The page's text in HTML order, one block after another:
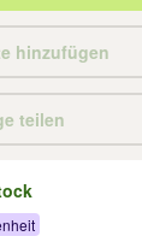
hinzufügen
teilen